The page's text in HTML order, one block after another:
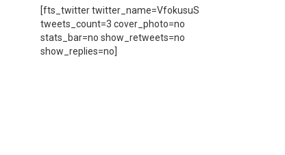
[fts_twitter twitter_name=VfokusuS
tweets_count=3 cover_photo=no
stats_bar=no show_retweets=no
show_replies=no]